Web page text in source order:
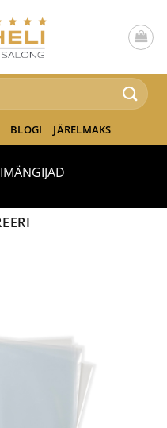
BLOGI JÄRELMAKS